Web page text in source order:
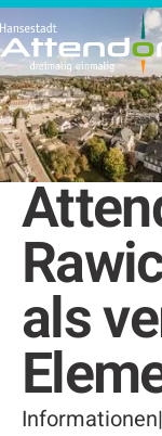
als
Informationen|